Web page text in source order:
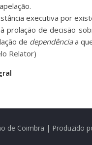
executiva por
prolação de decisão
de dependênciaa
Relator)
de Coimbra | Produzido